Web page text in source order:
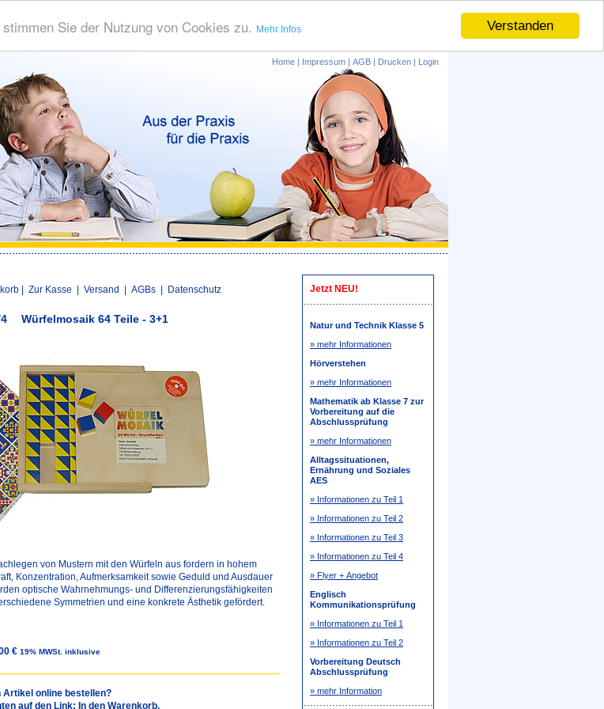
Verstanden
Sie der Nutzung von Cookies zu. Mehr Infos
Home | Impressum | AGB | Drucken | Login
Zur Kasse Versand AGBs Datenschutz
Würfelmosaik 64 Teile - 3+1
von Mustern mit den Würfeln aus fordern in hohem
Konzentration, Aufmerksamkeit sowie Geduld und Ausdauer
optische Wahrnehmungs- und Differenzierungsfähigkeiten
Symmetrien und eine konkrete Ästhetik gefördert.
€ 19% MWSt. inklusive
Artikel online bestellen?
auf den Link: In den Warenkorb.
Jetzt NEU!
Natur und Technik Klasse 5
» mehr Informationen
Hörverstehen
» mehr Informationen
Mathematik ab Klasse 7 zur
Vorbereitung auf die
Abschlussprüfung
» mehr Informationen
Alltagssituationen,
Ernährung und Soziales
AES
» Informationen zu Teil 1
» Informationen zu Teil 2
» Informationen zu Teil 3
» Informationen zu Teil 4
» Flyer + Angebot
Englisch
Kommunikationsprüfung
» Informationen zu Teil 1
» Informationen zu Teil 2
Vorbereitung Deutsch
Abschlussprüfung
» mehr Information